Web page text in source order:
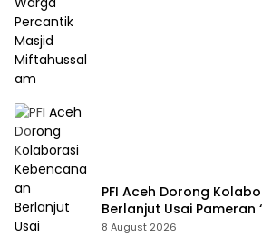
PFI Aceh Dorong
Berlanjut Usai Pameran
Emas”
8 August 2026